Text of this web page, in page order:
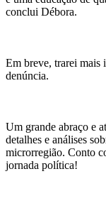
conclui Débora.
Em breve, trarei mais
denúncia.
Um grande abraço e
detalhes e análises
microrregião. Conto
jornada política!